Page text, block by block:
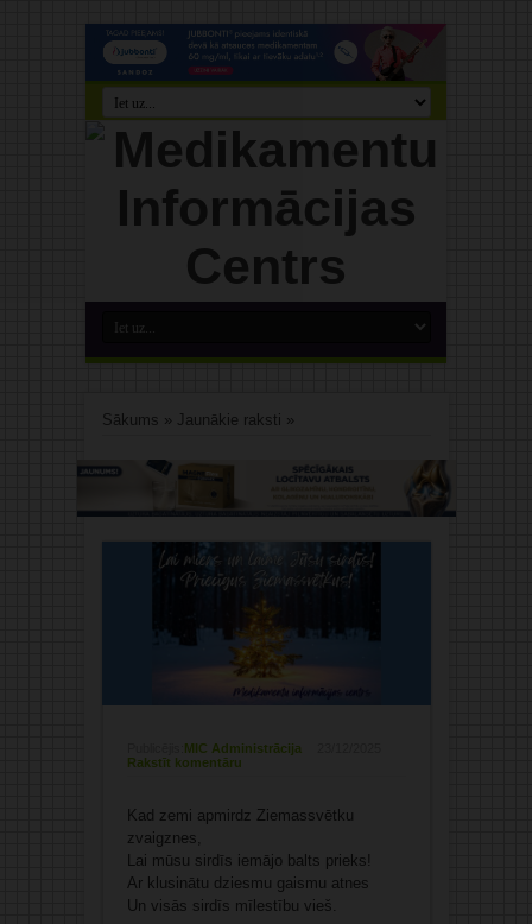
Sākums » Jaunākie raksti »
MIC Administrācija
Rakstīt komentāru
Kad zemi apmirdz Ziemassvētku
zvaigznes,
Lai mūsu sirdīs iemājo balts prieks!
Ar klusinātu dziesmu gaismu atnes
Un visās sirdīs mīlestību vieš.